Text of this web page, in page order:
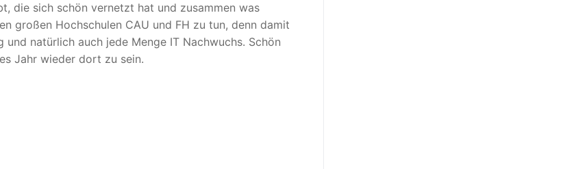
die sich schön vernetzt hat und zusammen was
großen Hochschulen CAU und FH zu tun, denn damit
natürlich auch jede Menge IT Nachwuchs. Schön
Jahr wieder dort zu sein.